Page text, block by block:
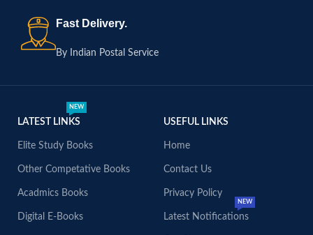
Fast Delivery.
By Indian Postal Service
LATEST LINKS
NEW
Elite Study Books
Other Competative Books
Acadmics Books
Digital E-Books
USEFUL LINKS
Home
Contact Us
Privacy Policy
Latest Notifications
NEW